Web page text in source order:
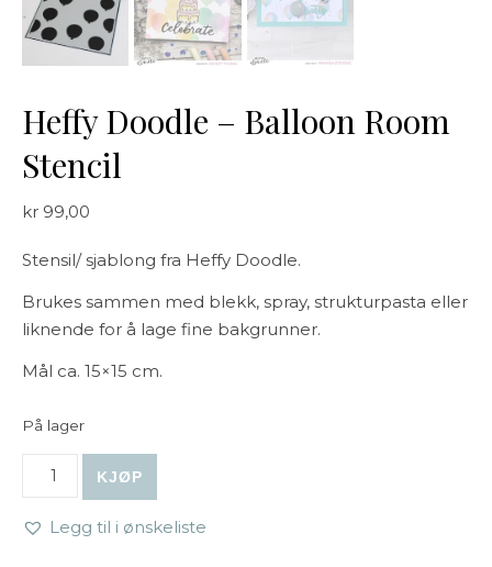
Heffy Doodle – Balloon Room
Stencil
kr 99,00
Stensil/ sjablong fra Heffy Doodle.
Brukes sammen med blekk, spray, strukturpasta eller
liknende for å lage fine bakgrunner.
Mål ca. 15×15 cm.
På lager
KJØP
Legg til i ønskeliste